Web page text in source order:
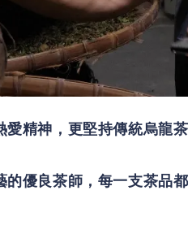
精神，更堅持傳統烏龍
優良茶師，每一支茶品